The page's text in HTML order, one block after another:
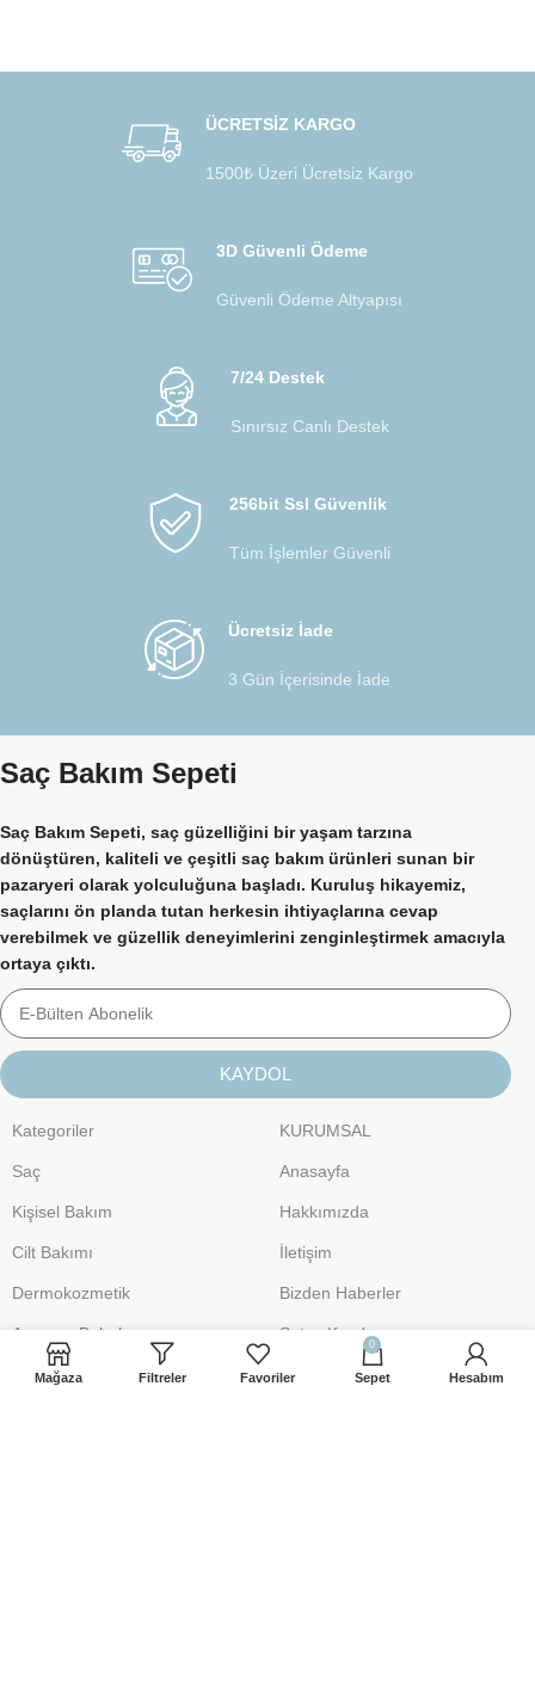
ÜCRETSİZ KARGO
1500₺ Üzeri Ücretsiz Kargo
3D Güvenli Ödeme
Güvenli Ödeme Altyapısı
7/24 Destek
Sınırsız Canlı Destek
256bit Ssl Güvenlik
Tüm İşlemler Güvenli
Ücretsiz İade
3 Gün İçerisinde İade
Saç Bakım Sepeti
Saç Bakım Sepeti, saç güzelliğini bir yaşam tarzına
dönüştüren, kaliteli ve çeşitli saç bakım ürünleri sunan bir
pazaryeri olarak yolculuğuna başladı. Kuruluş hikayemiz,
saçlarını ön planda tutan herkesin ihtiyaçlarına cevap
verebilmek ve güzellik deneyimlerini zenginleştirmek amacıyla
ortaya çıktı.
KAYDOL
Kategoriler
Saç
Kişisel Bakım
Cilt Bakımı
Dermokozmetik
Anne ve Bebek
Makyaj
KURUMSAL
Anasayfa
Hakkımızda
İletişim
Bizden Haberler
Satıcı Kaydı
Mağaza Filtreler Favoriler
0
Sepet Hesabım